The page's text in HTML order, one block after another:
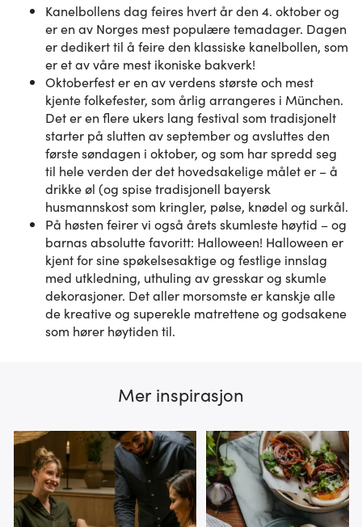
Kanelbollens dag feires hvert år den 4. oktober og
er en av Norges mest populære temadager. Dagen
er dedikert til å feire den klassiske kanelbollen, som
er et av våre mest ikoniske bakverk!
Oktoberfest er en av verdens største och mest
kjente folkefester, som årlig arrangeres i München.
Det er en flere ukers lang festival som tradisjonelt
starter på slutten av september og avsluttes den
første søndagen i oktober, og som har spredd seg
til hele verden der det hovedsakelige målet er – å
drikke øl (og spise tradisjonell bayersk
husmannskost som kringler, pølse, knødel og surkål.
På høsten feirer vi også årets skumleste høytid – og
barnas absolutte favoritt: Halloween! Halloween er
kjent for sine spøkelsesaktige og festlige innslag
med utkledning, uthuling av gresskar og skumle
dekorasjoner. Det aller morsomste er kanskje alle
de kreative og superekle matrettene og godsakene
som hører høytiden til.
Mer inspirasjon